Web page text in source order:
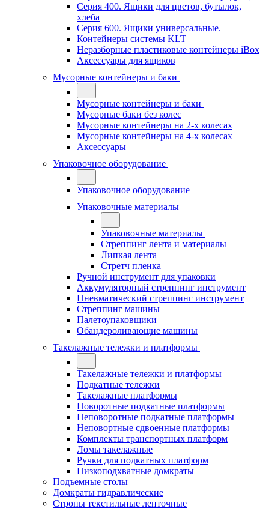
Серия 400. Ящики для цветов, бутылок,
хлеба
Серия 600. Ящики универсальные.
Контейнеры системы KLT
Неразборные пластиковые контейнеры iBox
Аксессуары для ящиков
Мусорные контейнеры и баки
Мусорные контейнеры и баки
Мусорные баки без колес
Мусорные контейнеры на 2-х колесах
Мусорные контейнеры на 4-х колесах
Аксессуары
Упаковочное оборудование
Упаковочное оборудование
Упаковочные материалы
Упаковочные материалы
Стреппинг лента и материалы
Липкая лента
Стретч пленка
Ручной инструмент для упаковки
Аккумуляторный стреппинг инструмент
Пневматический стреппинг инструмент
Стреппинг машины
Палетоупаковщики
Обандероливающие машины
Такелажные тележки и платформы
Такелажные тележки и платформы
Подкатные тележки
Такелажные платформы
Поворотные подкатные платформы
Неповоротные подкатные платформы
Неповортные сдвоенные платформы
Комплекты транспортных платформ
Ломы такелажные
Ручки для подкатных платформ
Низкоподхватные домкраты
Подъемные столы
Домкраты гидравлические
Стропы текстильные ленточные